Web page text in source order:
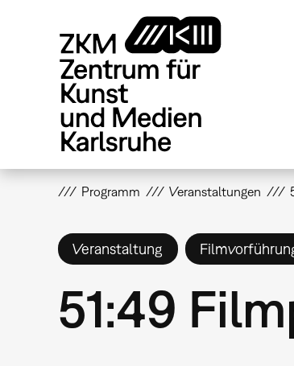
Programm Veranstaltungen
Veranstaltung
51:49